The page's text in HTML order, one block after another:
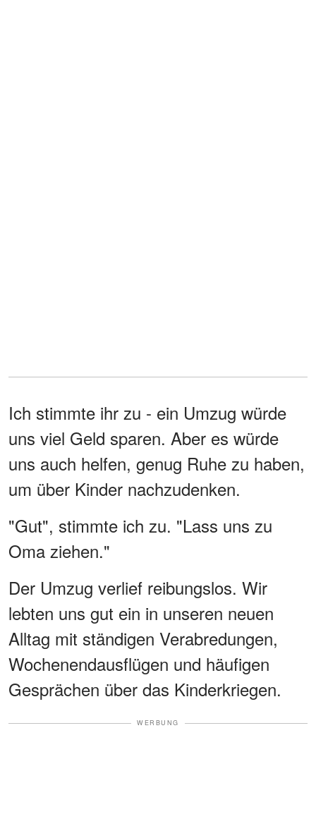
Ich stimmte ihr zu - ein Umzug würde
uns viel Geld sparen. Aber es würde
uns auch helfen, genug Ruhe zu haben,
um über Kinder nachzudenken.
"Gut", stimmte ich zu. "Lass uns zu
Oma ziehen."
Der Umzug verlief reibungslos. Wir
lebten uns gut ein in unseren neuen
Alltag mit ständigen Verabredungen,
Wochenendausflügen und häufigen
Gesprächen über das Kinderkriegen.
WERBUNG